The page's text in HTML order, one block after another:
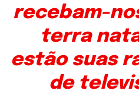
recebam-
terra
estão suas
de